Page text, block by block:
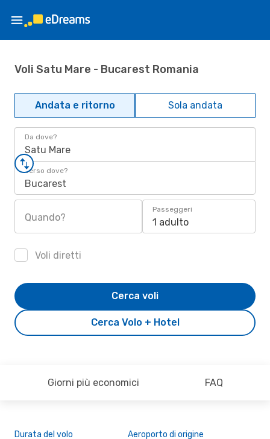
Voli Satu Mare - Bucarest Romania
Andata e ritorno Sola andata
Da dove?
Satu Mare
Verso dove?
Bucarest
Quando?
Passeggeri
1 adulto
Voli diretti
Cerca Volo + Hotel
Cerca voli
Giorni più economici FAQ
Durata del volo Aeroporto di origine